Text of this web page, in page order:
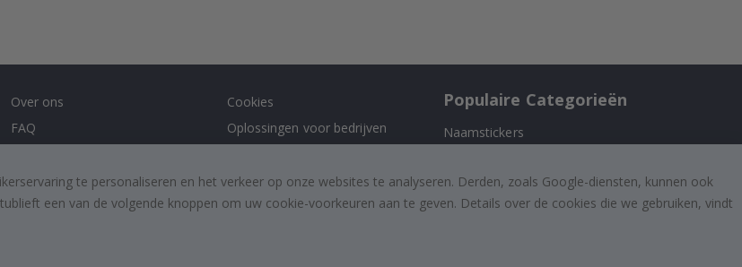
Over ons
FAQ
Recht om te annuleren
Algemene voorwaarden
Cookies
Oplossingen voor bedrijven
Samenwerken met ons
Instructies
Populaire Categorieën
Naamstickers
Tegelstickers
Posters
te personaliseren en het verkeer op onze websites te analyseren. Derden, zoals Google-diensten, kunnen ook
een van de volgende knoppen om uw cookie-voorkeuren aan te geven. Details over de cookies die we gebruiken, vindt